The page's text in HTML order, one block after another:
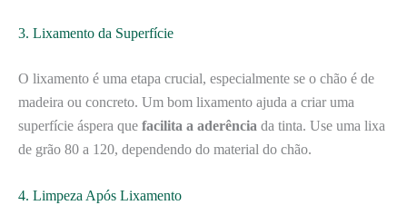
3. Lixamento da Superfície
O lixamento é uma etapa crucial, especialmente se o chão é de
madeira ou concreto. Um bom lixamento ajuda a criar uma
superfície áspera que facilita a aderência da tinta. Use uma lixa
de grão 80 a 120, dependendo do material do chão.
4. Limpeza Após Lixamento